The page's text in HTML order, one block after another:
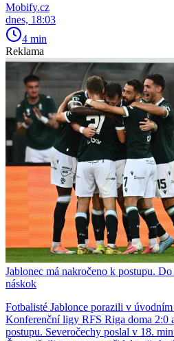
Mobify.cz
dnes, 18:03
4 min
Reklama
Jablonec má nakročeno k postupu.
náskok
Fotbalisté Jablonce porazili v
Konferenční ligy RFS Riga doma 2:0
postupu. Severočechy poslal v 18.